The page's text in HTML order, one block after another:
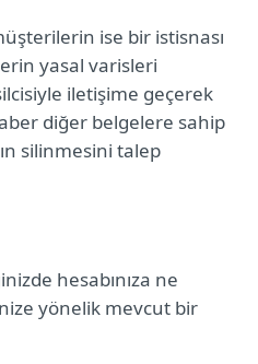
ise bir istisnası
yasal varisleri
iletişime geçerek
diğer belgelere sahip
silinmesini talep
hesabınıza ne
yönelik mevcut bir